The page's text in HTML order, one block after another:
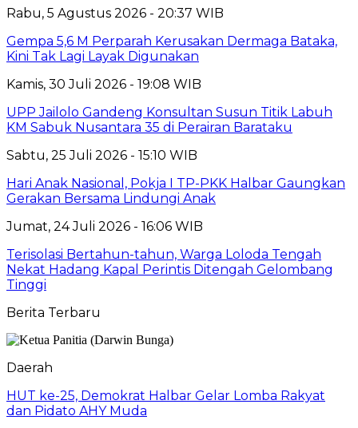
Rabu, 5 Agustus 2026 - 20:37 WIB
Gempa 5,6 M Perparah Kerusakan Dermaga Bataka,
Kini Tak Lagi Layak Digunakan
Kamis, 30 Juli 2026 - 19:08 WIB
UPP Jailolo Gandeng Konsultan Susun Titik Labuh
KM Sabuk Nusantara 35 di Perairan Barataku
Sabtu, 25 Juli 2026 - 15:10 WIB
Hari Anak Nasional, Pokja I TP-PKK Halbar Gaungkan
Gerakan Bersama Lindungi Anak
Jumat, 24 Juli 2026 - 16:06 WIB
Terisolasi Bertahun-tahun, Warga Loloda Tengah
Nekat Hadang Kapal Perintis Ditengah Gelombang
Tinggi
Berita Terbaru
Daerah
HUT ke-25, Demokrat Halbar Gelar Lomba Rakyat
dan Pidato AHY Muda